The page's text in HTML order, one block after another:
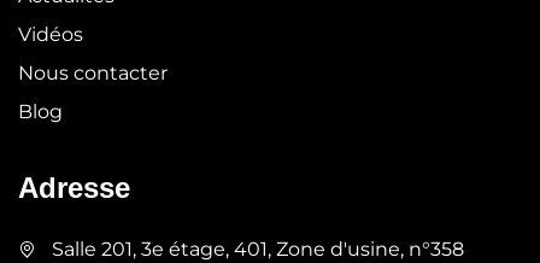
Vidéos
Nous contacter
Blog
Adresse
Salle 201, 3e étage, 401, Zone d'usine, n°358